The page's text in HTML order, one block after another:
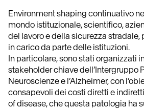
Environment shaping continuativo
mondo istituzionale, scientifico,
del lavoro e della sicurezza stradale,
in carico da parte delle istituzioni.
In particolare, sono stati organizzati
stakeholder chiave dell’Intergruppo
Neuroscienze e l’Alzheimer, con
consapevoli dei costi diretti e
of disease, che questa patologia ha